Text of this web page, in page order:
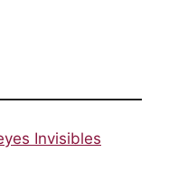
Invisibles